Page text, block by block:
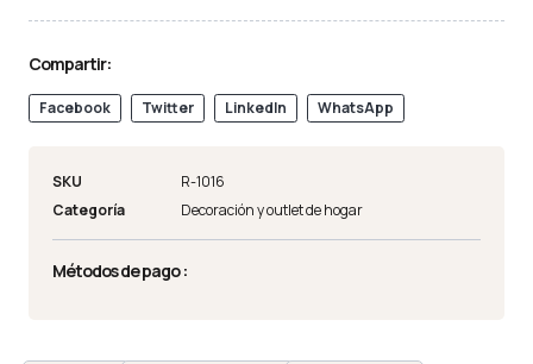
Compartir:
Facebook Twitter LinkedIn WhatsApp
SKU
R-1016
Categoría
Decoración y outlet de hogar
Métodos de pago :